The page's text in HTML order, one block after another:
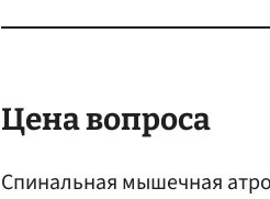
Цена вопроса
Спинальная мышечная